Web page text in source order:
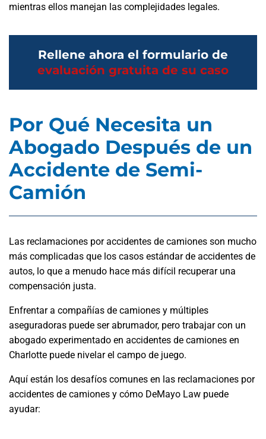
mientras ellos manejan las complejidades legales.
Rellene ahora el formulario de
evaluación gratuita de su caso
Por Qué Necesita un
Abogado Después de un
Accidente de Semi-
Camión
Las reclamaciones por accidentes de camiones son mucho
más complicadas que los casos estándar de accidentes de
autos, lo que a menudo hace más difícil recuperar una
compensación justa.
Enfrentar a compañías de camiones y múltiples
aseguradoras puede ser abrumador, pero trabajar con un
abogado experimentado en accidentes de camiones en
Charlotte puede nivelar el campo de juego.
Aquí están los desafíos comunes en las reclamaciones por
accidentes de camiones y cómo DeMayo Law puede
ayudar: